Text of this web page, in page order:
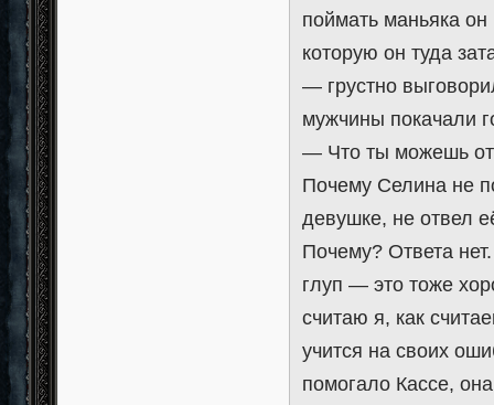
поймать маньяка
которую он туда
— грустно
мужчины покачали
— Что ты можешь
Почему Селина не
девушке, не отвел
Почему? Ответа
глуп — это тоже
считаю я, как
учится на своих
помогало Кассе,